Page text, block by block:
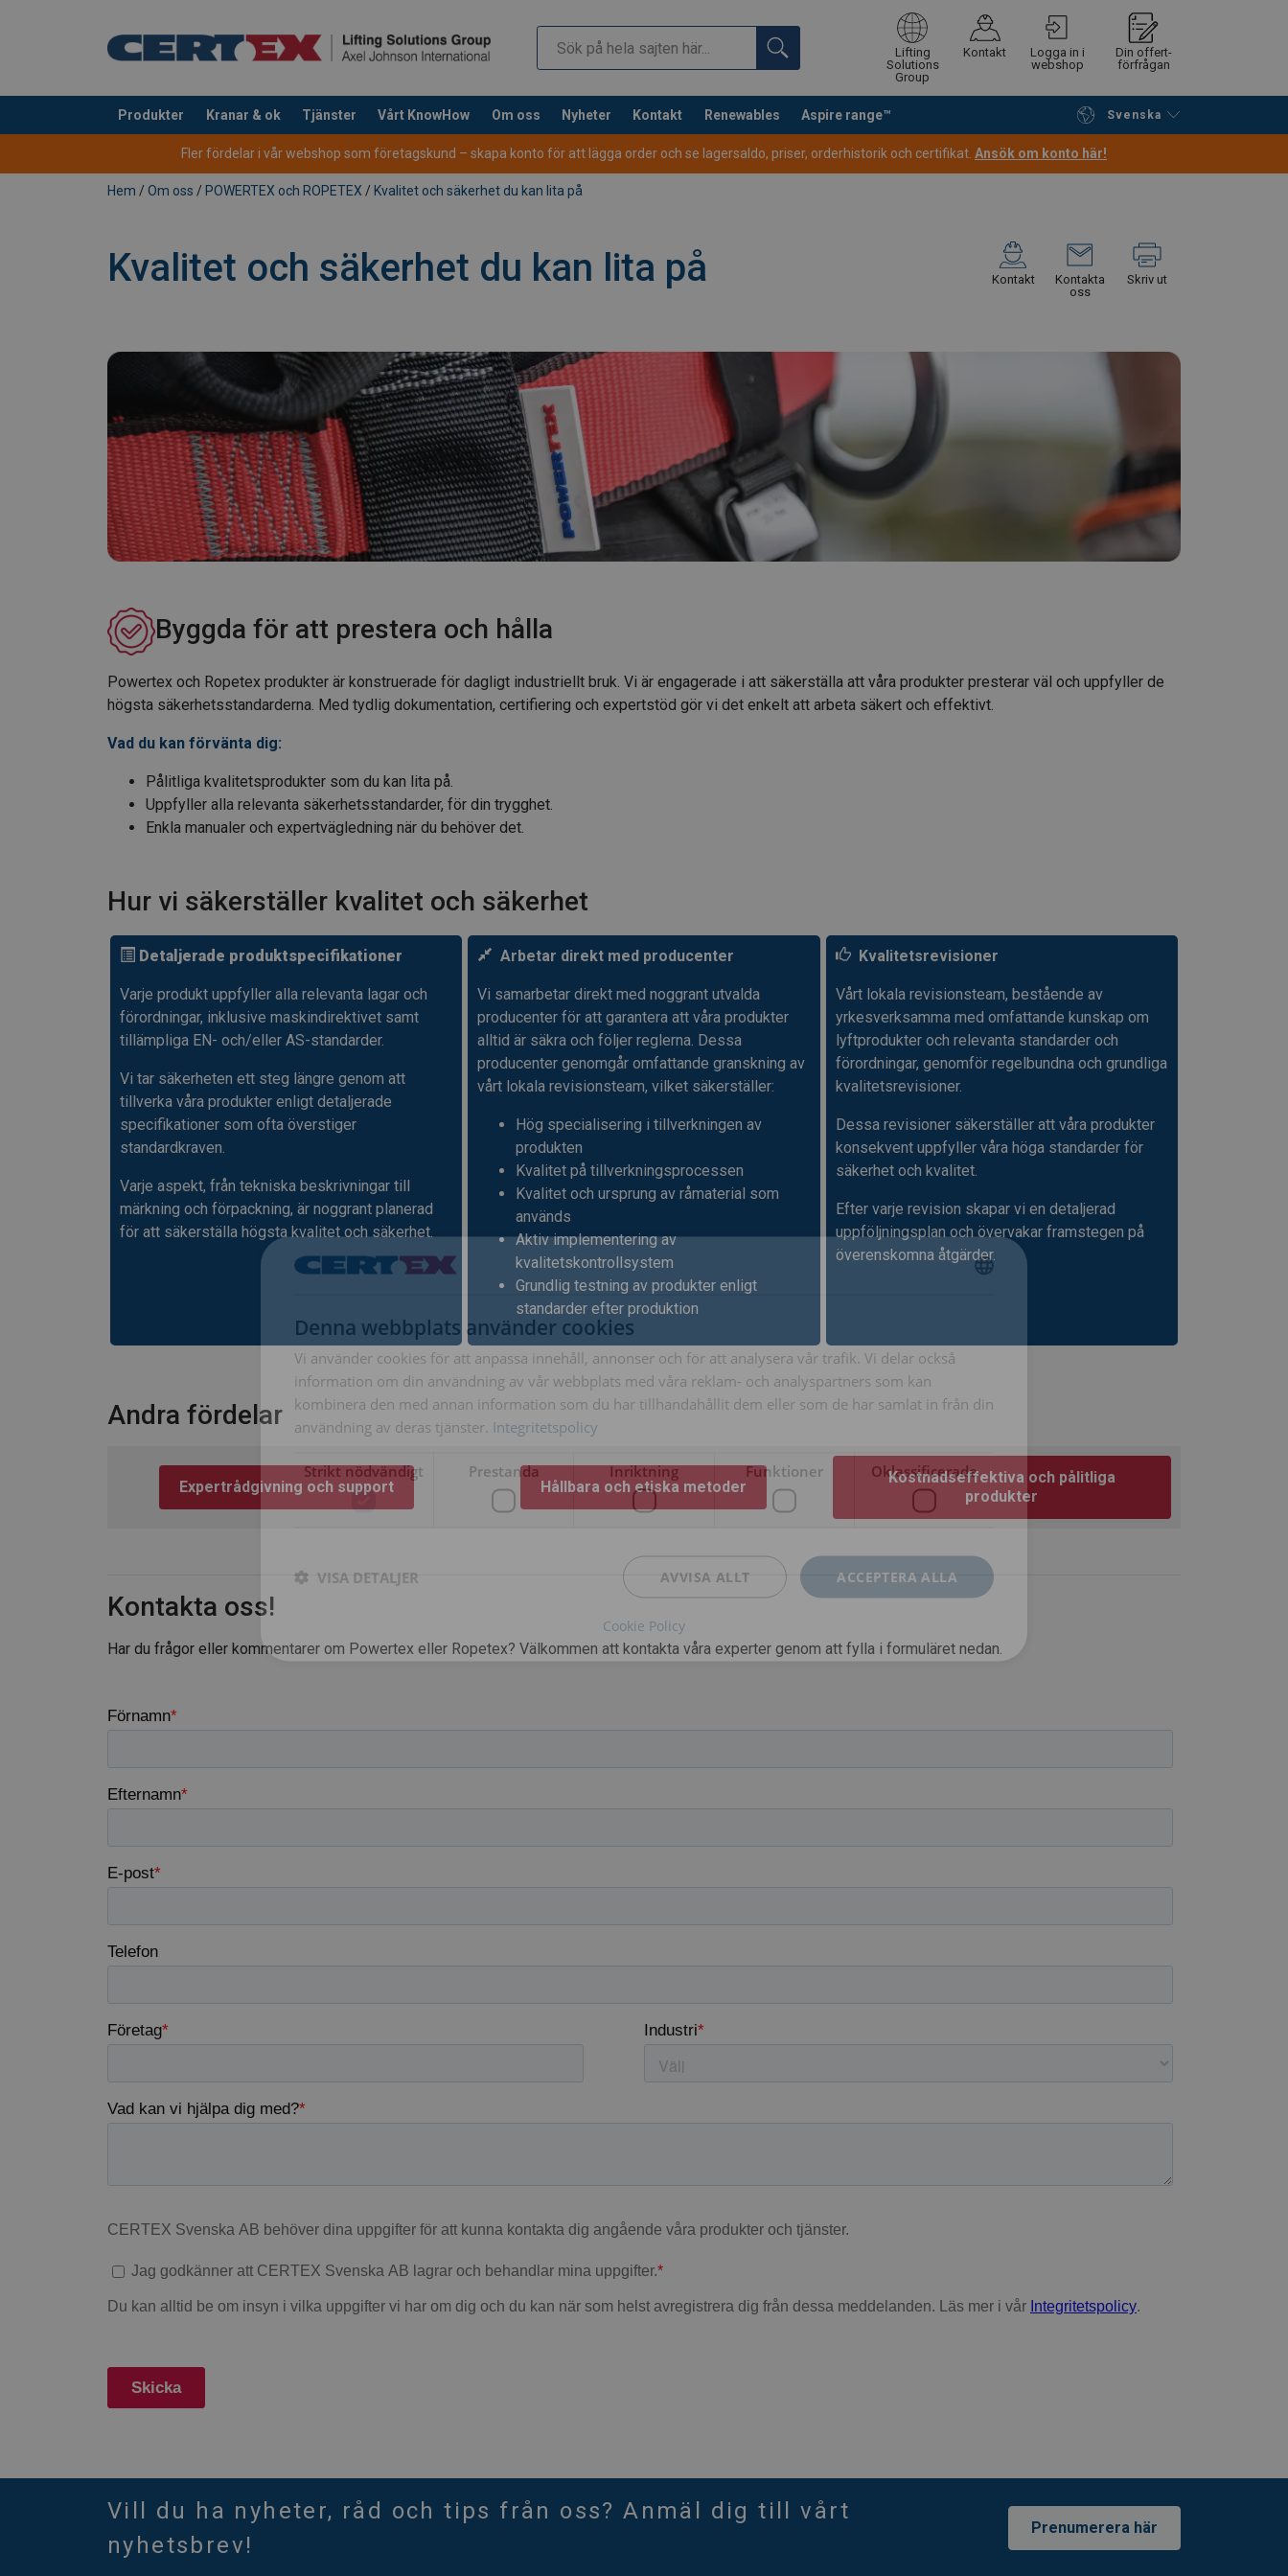
Lifting
Solutions
Group
Kontakt
Logga in i
webshop
Din offert-
förfrågan
Produkter Kranar & ok Tjänster Vårt KnowHow Om oss Nyheter Kontakt Renewables Aspire range™ Svenska
tillagd i varukorg Fortsätt handla Gå till kassan
Fler fördelar i vår webshop som företagskund – skapa konto för att lägga order och se lagersaldo, priser, orderhistorik och certifikat. Ansök om konto här!
Hem / Om oss / POWERTEX och ROPETEX / Kvalitet och säkerhet du kan lita på
Kvalitet och säkerhet du kan lita på Kontakt
Kontakta
oss
Skriv ut
Byggda för att prestera och hålla
Powertex och Ropetex produkter är konstruerade för dagligt industriellt bruk. Vi är engagerade i att säkerställa att våra produkter presterar väl och uppfyller de
högsta säkerhetsstandarderna. Med tydlig dokumentation, certifiering och expertstöd gör vi det enkelt att arbeta säkert och effektivt.
Vad du kan förvänta dig:
Pålitliga kvalitetsprodukter som du kan lita på.
Uppfyller alla relevanta säkerhetsstandarder, för din trygghet.
Enkla manualer och expertvägledning när du behöver det.
Hur vi säkerställer kvalitet och säkerhet
Detaljerade produktspecifikationer
Varje produkt uppfyller alla relevanta lagar och
förordningar, inklusive maskindirektivet samt
tillämpliga EN- och/eller AS-standarder.
Vi tar säkerheten ett steg längre genom att
tillverka våra produkter enligt detaljerade
specifikationer som ofta överstiger
standardkraven.
Varje aspekt, från tekniska beskrivningar till
märkning och förpackning, är noggrant planerad
för att säkerställa högsta kvalitet och säkerhet.
Arbetar direkt med producenter
Vi samarbetar direkt med noggrant utvalda
producenter för att garantera att våra produkter
alltid är säkra och följer reglerna. Dessa
producenter genomgår omfattande granskning av
vårt lokala revisionsteam, vilket säkerställer:
Hög specialisering i tillverkningen av
produkten
Kvalitet på tillverkningsprocessen
Kvalitet och ursprung av råmaterial som
används
Aktiv implementering av
kvalitetskontrollsystem
Grundlig testning av produkter enligt
standarder efter produktion
Kvalitetsrevisioner
Vårt lokala revisionsteam, bestående av
yrkesverksamma med omfattande kunskap om
lyftprodukter och relevanta standarder och
förordningar, genomför regelbundna och grundliga
kvalitetsrevisioner.
Dessa revisioner säkerställer att våra produkter
konsekvent uppfyller våra höga standarder för
säkerhet och kvalitet.
Efter varje revision skapar vi en detaljerad
uppföljningsplan och övervakar framstegen på
överenskomna åtgärder.
Andra fördelar
Expertrådgivning och support Hållbara och etiska metoder
Kostnadseffektiva och pålitliga
produkter
Kontakta oss!
Har du frågor eller kommentarer om Powertex eller Ropetex? Välkommen att kontakta våra experter genom att fylla i formuläret nedan.
Vill du ha nyheter, råd och tips från oss? Anmäl dig till vårt
nyhetsbrev!
Prenumerera här
Denna webbplats använder cookies
Vi använder cookies för att anpassa innehåll, annonser och för att analysera vår trafik. Vi delar också
information om din användning av vår webbplats med våra reklam- och analyspartners som kan
kombinera den med annan information som du har tillhandahållit dem eller som de har samlat in från din
användning av deras tjänster. Integritetspolicy
Strikt nödvändigt Prestanda Inriktning Funktioner Oklassificerade
ACCEPTERA ALLA
AVVISA ALLT
VISA DETALJER
Cookie Policy